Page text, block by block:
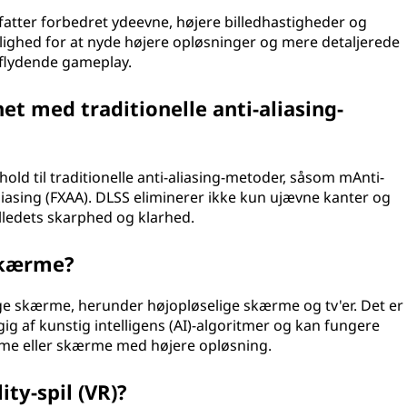
forbedret ydeevne, højere billedhastigheder og
for at nyde højere opløsninger og mere detaljerede
gameplay.
med traditionelle anti-aliasing-
til traditionelle anti-aliasing-metoder, såsom mAnti-
(FXAA). DLSS eliminerer ikke kun ujævne kanter og
skarphed og klarhed.
skærme, herunder højopløselige skærme og tv'er. Det er
af kunstig intelligens (AI)-algoritmer og kan fungere
eller skærme med højere opløsning.
spil (VR)?